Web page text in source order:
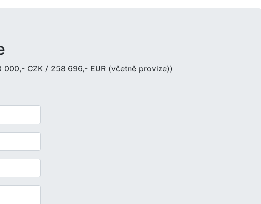
CZK / 258 696,- EUR (včetně provize))